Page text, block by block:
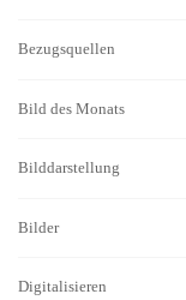
Bezugsquellen
Bild des Monats
Bilddarstellung
Bilder
Digitalisieren